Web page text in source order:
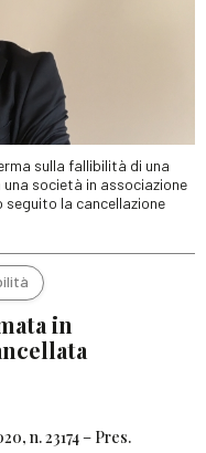
sulla fallibilità di una
società in associazione
la cancellazione
in
n. 23174 – Pres.